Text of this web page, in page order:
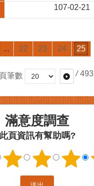
107-02-21
... 22 23 24 25
筆數 / 493
滿意度調查
頁資訊有幫助嗎?